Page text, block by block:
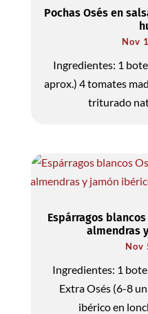
Pochas Osés en
Nov
Ingredientes: 1
aprox.) 4 tomates
triturado
Espárragos
almendras
Nov
Ingredientes: 1
Extra Osés (6-8
ibérico en